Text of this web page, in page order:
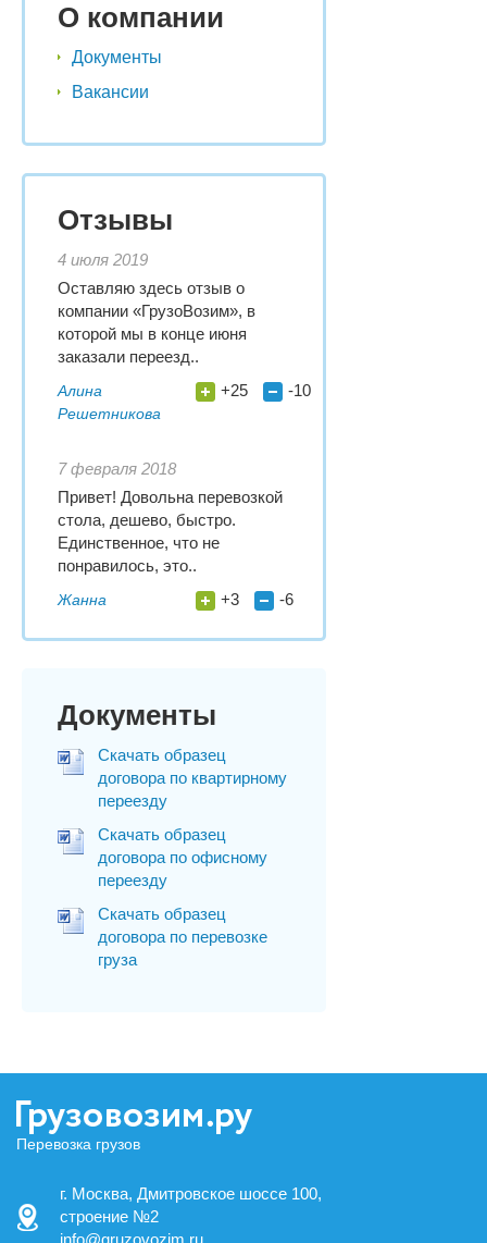
О компании
Документы
Вакансии
Отзывы
4 июля 2019
Оставляю здесь отзыв о
компании «ГрузоВозим», в
которой мы в конце июня
заказали переезд..
Алина
Решетникова
+25 -10
7 февраля 2018
Привет! Довольна перевозкой
стола, дешево, быстро.
Единственное, что не
понравилось, это..
Жанна +3 -6
Документы
Скачать образец
договора по квартирному
переезду
Скачать образец
договора по офисному
переезду
Скачать образец
договора по перевозке
груза
Перевозка грузов
г. Москва, Дмитровское шоссе 100,
строение №2
info@gruzovozim.ru